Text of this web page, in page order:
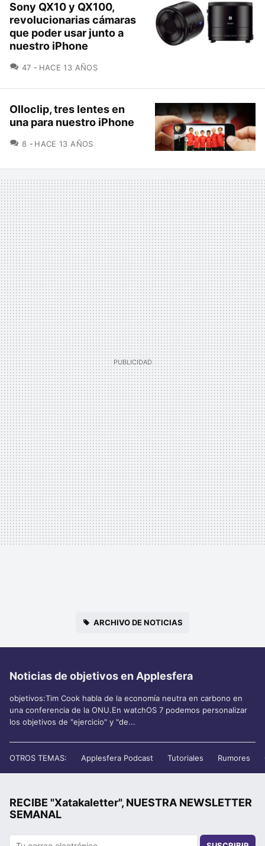
Sony QX10 y QX100,
revolucionarias cámaras
que poder usar junto a
nuestro iPhone
47 COMENTARIOS
HACE 13 AÑOS
Olloclip, tres lentes en
una para nuestro iPhone
8 COMENTARIOS
HACE 13 AÑOS
ARCHIVO DE NOTICIAS
Noticias de objetivos en Applesfera
objetivos:Tim Cook habla de la economía neutra en carbono en
una conferencia de la ONU.En watchOS 7 podemos personalizar
los objetivos de "ejercicio" y "de...
OTROS TEMAS: Applesfera Podcast Tutoriales Rumores
RECIBE "Xatakaletter", NUESTRA NEWSLETTER
SEMANAL